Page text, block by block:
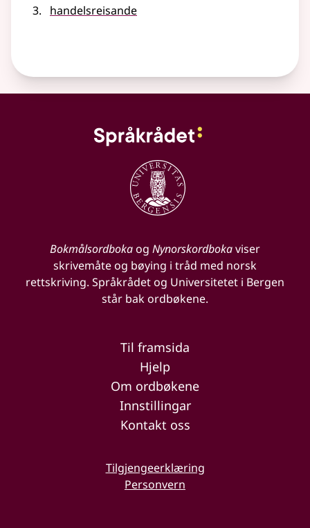
handelsreisande
Bokmålsordbokaog Nynorskordbokaviser
skrivemåte og bøying i tråd med norsk
rettskriving. Språkrådet og Universitetet i Bergen
står bak ordbøkene.
Til framsida
Hjelp
Om ordbøkene
Innstillingar
Kontakt oss
Tilgjengeerklæring
Personvern